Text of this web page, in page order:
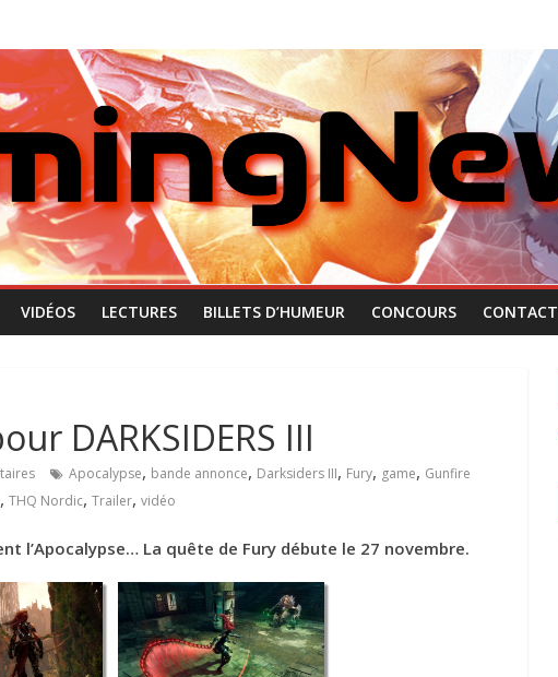
VIDÉOS LECTURES BILLETS D’HUMEUR CONCOURS CONTACT
DARKSIDERS III
Apocalypse, bande annonce, Darksiders III, Fury, game, Gunfire
, THQ Nordic, Trailer, vidéo
l’Apocalypse… La quête de Fury débute le 27 novembre.